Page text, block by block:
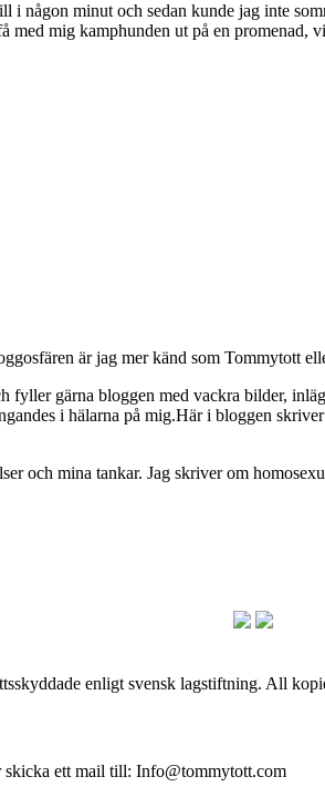
i någon minut och sedan kunde jag inte
mig kamphunden ut på en
är jag mer känd som Tommytott
gärna bloggen med vackra bilder,
i hälarna på mig.Här i bloggen
och mina tankar. Jag skriver om
enligt svensk lagstiftning. All
ett mail till: Info@tommytott.com